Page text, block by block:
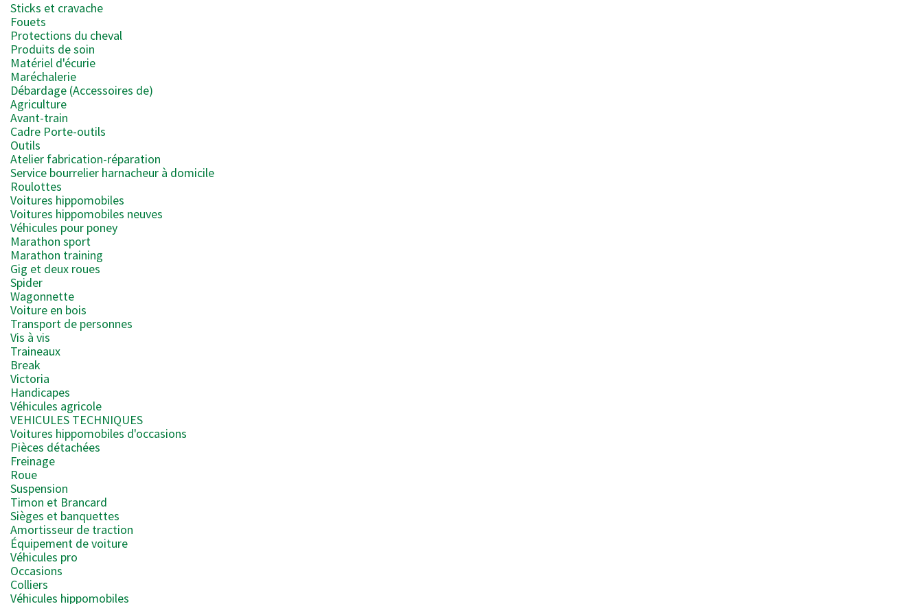
Sticks et cravache
Fouets
Protections du cheval
Produits de soin
Matériel d'écurie
Maréchalerie
Débardage (Accessoires de)
Agriculture
Avant-train
Cadre Porte-outils
Outils
Atelier fabrication-réparation
Service bourrelier harnacheur à domicile
Roulottes
Voitures hippomobiles
Voitures hippomobiles neuves
Véhicules pour poney
Marathon sport
Marathon training
Gig et deux roues
Spider
Wagonnette
Voiture en bois
Transport de personnes
Vis à vis
Traineaux
Break
Victoria
Handicapes
Véhicules agricole
VEHICULES TECHNIQUES
Voitures hippomobiles d'occasions
Pièces détachées
Freinage
Roue
Suspension
Timon et Brancard
Sièges et banquettes
Amortisseur de traction
Équipement de voiture
Véhicules pro
Occasions
Colliers
Véhicules hippomobiles